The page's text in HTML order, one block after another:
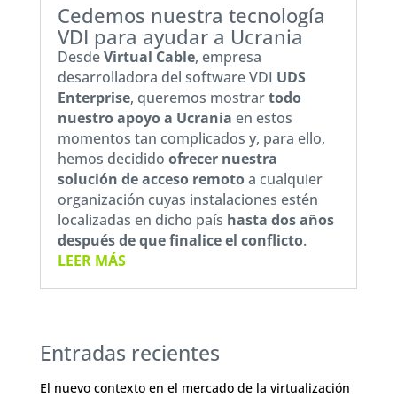
Cedemos nuestra tecnología
VDI para ayudar a Ucrania
DesdeVirtual Cable, empresa
desarrolladora del software VDI UDS
Enterprise, queremos mostrartodo
nuestro apoyo a Ucrania en estos
momentos tan complicados y, para ello,
hemos decidido ofrecer nuestra
solución de acceso remotoa cualquier
organización cuyas instalaciones estén
localizadas en dicho país hasta dos años
después de que finalice el conflicto.
LEER MÁS
Entradas recientes
El nuevo contexto en el mercado de la virtualización